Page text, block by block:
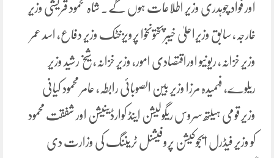
اور فواد چوہدری وزیر اطلاعات ہوں گے۔ شاہ محمود قریشی وزیرِ
خارجہ، سابق وزیراعلیٰ خیبرپختونخوا پرویزخٹک وزیر دفاع، اسد عمر
وزیر خزانہ، ریونیو اوراقتصادی امور، وزیر خزانہ، شیخ رشید وزیر
ریلوے، فہمیدہ مرزا وزیر بین الصوبائی رابطہ، عامر محمود کیانی
وزیر قومی ہیلتھ سروس ریگولیشن اینڈ کوارڈینیشن اور شفقت محمود
کو وزیر فیڈرل ایجوکیشن پروفیشنل ٹریننگ کی وزارت دی